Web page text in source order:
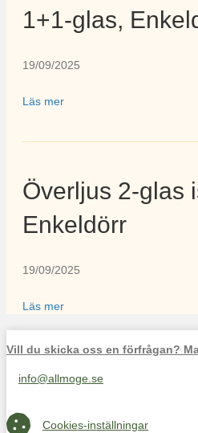
1+1-glas,
19/09/2025
Läs mer
Överljus 2-glas
Enkeldörr
19/09/2025
Läs mer
Vill du skicka oss en förfrågan?
Maila oss på info@allmoge.se
info@allmoge.se
Cookies-inställningar
Cookies-inställningar